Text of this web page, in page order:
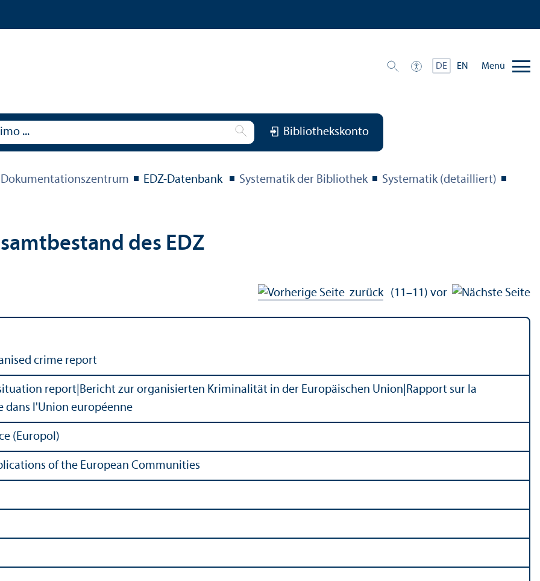
DE EN Menü
Bibliothekskonto
Dokumentations­zentrum EDZ-Datenbank Systematik der Bibliothek
Systematik (detailliert)
des EDZ
zurück(11–11) vor
crime report
report Bericht zur organisierten Kriminalität in der Europäischen Union Rapport sur la
dans l'Union européenne
(Europol)
of the European Communities